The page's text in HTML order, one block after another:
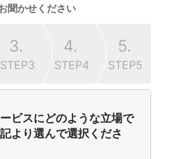
聞かせください
3.
STEP3
4.
STEP4
5.
STEP5
ビスにどのような立場で
より選んで選択くださ